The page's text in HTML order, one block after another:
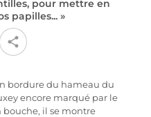
pour mettre en
papilles... »
bordure du hameau du
encore marqué par le
bouche, il se montre